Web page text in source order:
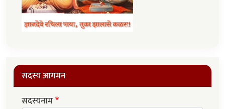
सदस्य आगमन
सदस्यनाम